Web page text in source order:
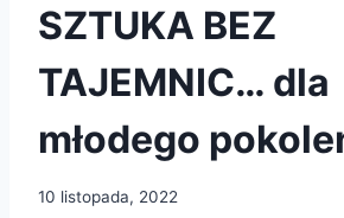
SZTUKA BEZ
TAJEMNIC… dla
młodego
10 listopada, 2022